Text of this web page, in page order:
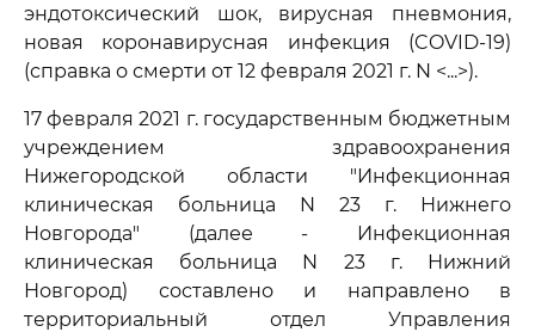
эндотоксический шок, вирусная пневмония,
новая коронавирусная инфекция (COVID-19)
(справка о смерти от 12 февраля 2021 г. N <...>).
17 февраля 2021 г. государственным бюджетным
учреждением здравоохранения
Нижегородской области "Инфекционная
клиническая больница N 23 г. Нижнего
Новгорода" (далее - Инфекционная
клиническая больница N 23 г. Нижний
Новгород) составлено и направлено в
территориальный отдел Управления